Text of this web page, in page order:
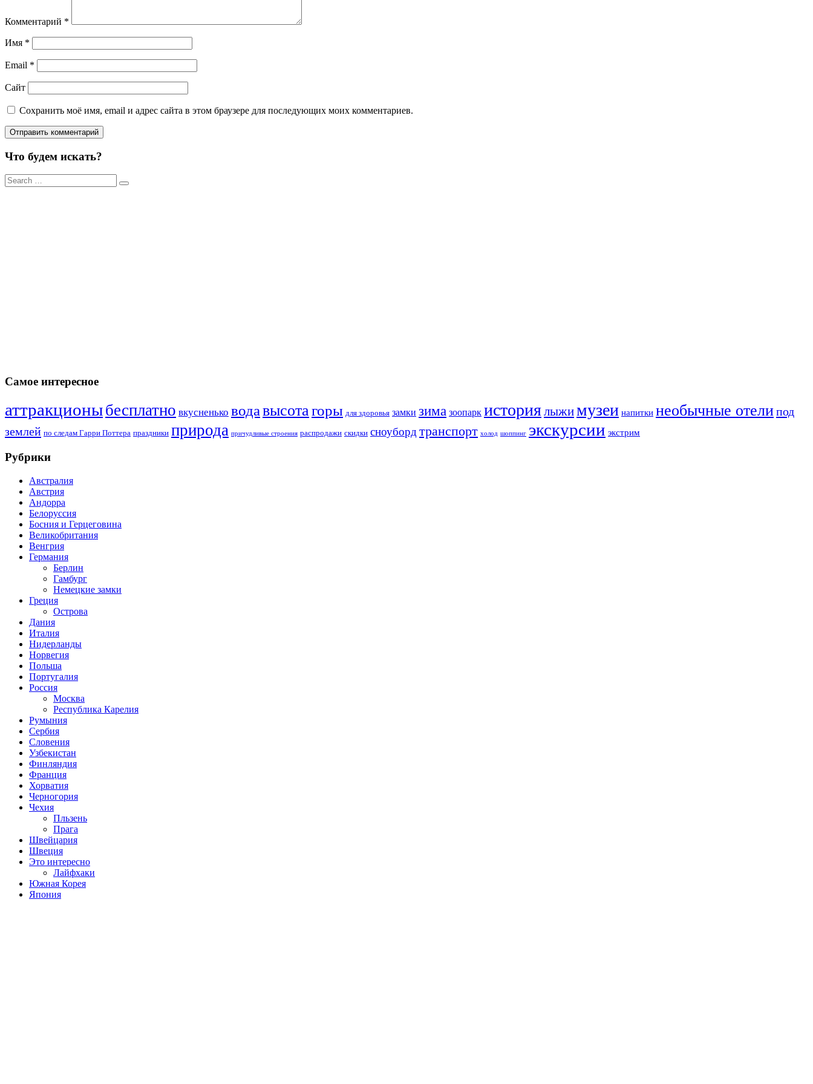
Комментарий *
Имя *
Email *
Сайт
Сохранить моё имя, email и адрес сайта в этом браузере для последующих моих комментариев.
Что будем искать?
Результаты
поиска
Самое интересное
аттракционыбесплатно вкусненько водавысота горы для здоровья замки зима зоопарк историялыжимузеи напитки необычные отелипод
землей по следам Гарри Поттера праздники природа причудливые строения распродажи скидки сноуборд транспорт холод шоппинг экскурсии экстрим
Рубрики
Австралия
Австрия
Андорра
Белоруссия
Босния и Герцеговина
Великобритания
Венгрия
Германия
Берлин
Гамбург
Немецкие замки
Греция
Острова
Дания
Италия
Нидерланды
Норвегия
Польша
Португалия
Россия
Москва
Республика Карелия
Румыния
Сербия
Словения
Узбекистан
Финляндия
Франция
Хорватия
Черногория
Чехия
Пльзень
Прага
Швейцария
Швеция
Это интересно
Лайфхаки
Южная Корея
Япония